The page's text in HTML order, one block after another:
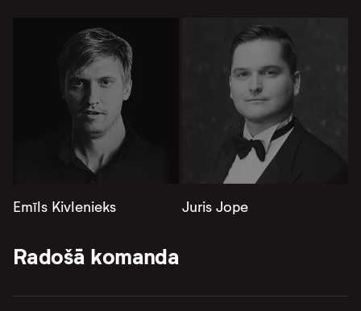
Emīls Kivlenieks Juris Jope
Radošā komanda